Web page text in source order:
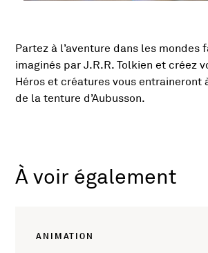
Présentation de
Partez à l’aventure dans les mondes
imaginés par J.R.R. Tolkien et créez
Héros et créatures vous entraineront
de la tenture d’Aubusson.
À voir également
ANIMATION